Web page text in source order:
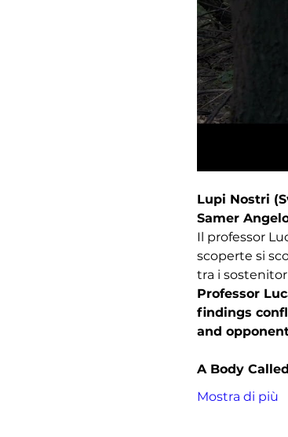
Lupi Nostri
Samer
Il professor
scoperte si
tra i
Professor
findings
and
A Body
Mostra di più